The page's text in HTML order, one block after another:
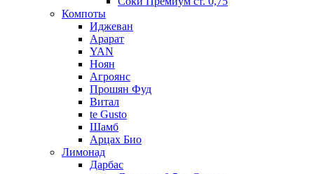
Компоты
Иджеван
Арарат
YAN
Ноян
Агроянс
Прошян Фуд
Витал
te Gusto
Шамб
Арцах Био
Лимонад
Дарбас